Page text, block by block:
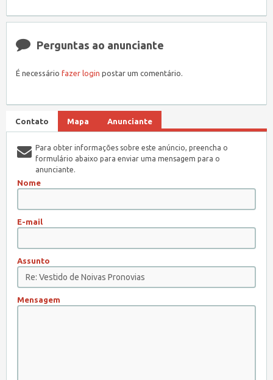
Perguntas ao anunciante
É necessário fazer login postar um comentário.
Contato Mapa Anunciante
Para obter informações sobre este anúncio, preencha o
formulário abaixo para enviar uma mensagem para o
anunciante.
Nome
E-mail
Assunto
Mensagem